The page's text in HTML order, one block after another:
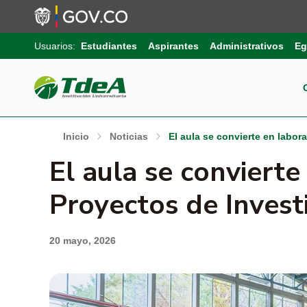
Usuarios: Estudiantes Aspirantes Administrativos
Inicio Noticias El aula se convierte en
El aula se
Proyectos de
20 mayo, 2026